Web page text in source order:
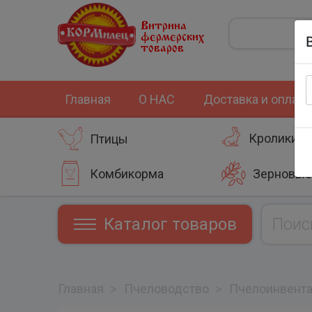
Витрина
фермерских
товаров
Главная О НАС Доставка и оплата
Птицы Кролики
Комбикорма Зерновые
Каталог товаров